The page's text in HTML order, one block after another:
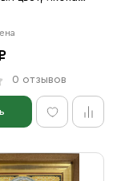
0 отзывов